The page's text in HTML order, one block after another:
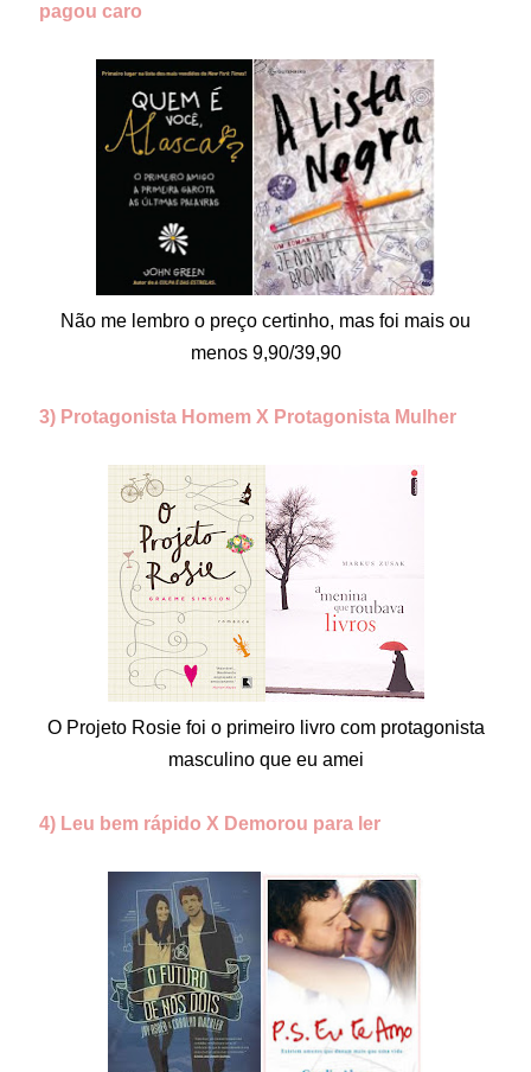
pagou caro
Não me lembro o preço certinho, mas foi mais ou
menos 9,90/39,90
3) Protagonista Homem X Protagonista Mulher
O Projeto Rosie foi o primeiro livro com protagonista
masculino que eu amei
4) Leu bem rápido X Demorou para ler